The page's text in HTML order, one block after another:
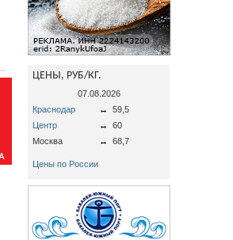
ЦЕНЫ, РУБ/КГ.
07.08.2026
Краснодар
↔
59,5
Центр
↔
60
Москва
↔ 68,7
Цены по России